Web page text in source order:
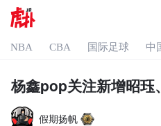
NBA CBA 国际足球 中
杨鑫pop关注新增昭珏
假期扬帆